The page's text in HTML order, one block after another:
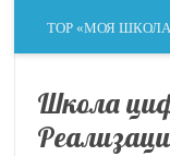
ТОР «МОЯ
Школа